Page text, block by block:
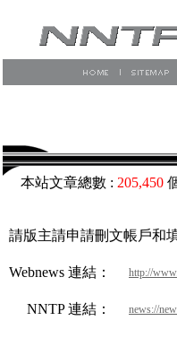
本站文章總數 : 205,450
請版主請申請刪文帳戶和
Webnews 連結： http://
NNTP 連結： news://